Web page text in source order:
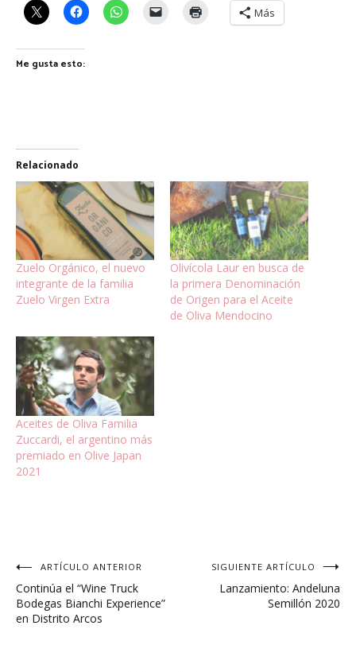
Más
Me gusta esto:
Relacionado
Zuelo Orgánico, el nuevo
integrante de la familia
Zuelo Virgen Extra
Olivícola Laur en busca de
la primera Denominación
de Origen para el Aceite
de Oliva Mendocino
Aceites de Oliva Familia
Zuccardi, el argentino más
premiado en Olive Japan
2021
Navegación
de
entradas
ARTÍCULO ANTERIOR
Continúa el “Wine Truck
Bodegas Bianchi Experience”
en Distrito Arcos
SIGUIENTE ARTÍCULO
Lanzamiento: Andeluna
Semillón 2020